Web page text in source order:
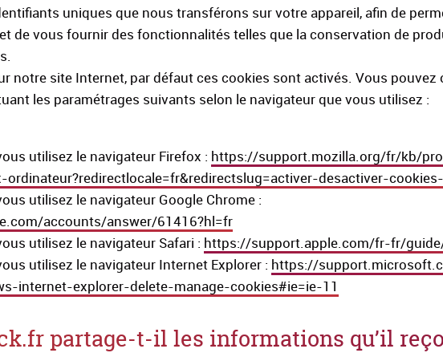
uniques que nous transférons sur votre appareil, afin de
de vous fournir des fonctionnalités telles que la conservation de
notre site Internet, par défaut ces cookies sont activés. Vous pouvez
les paramétrages suivants selon le navigateur que vous utilisez :
utilisez le navigateur Firefox : https://support.mozilla.org/fr/kb/
desactiver-
utilisez le navigateur Google Chrome :
accounts/answer/61416?hl=fr
utilisez le navigateur Safari : https://support.apple.com/fr-fr/
utilisez le navigateur Internet Explorer : https://
internet-explorer-delete-manage-cookies#ie=ie-11
partage-t-il les informations qu’il